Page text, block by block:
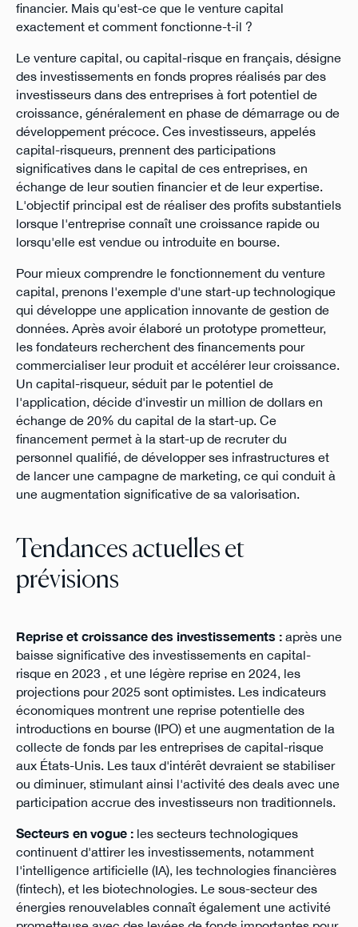
financier. Mais qu'est-ce que le venture capital
exactement et comment fonctionne-t-il ?
Le venture capital, ou capital-risque en français, désigne
des investissements en fonds propres réalisés par des
investisseurs dans des entreprises à fort potentiel de
croissance, généralement en phase de démarrage ou de
développement précoce. Ces investisseurs, appelés
capital-risqueurs, prennent des participations
significatives dans le capital de ces entreprises, en
échange de leur soutien financier et de leur expertise.
L'objectif principal est de réaliser des profits substantiels
lorsque l'entreprise connaît une croissance rapide ou
lorsqu'elle est vendue ou introduite en bourse.
Pour mieux comprendre le fonctionnement du venture
capital, prenons l'exemple d'une start-up technologique
qui développe une application innovante de gestion de
données. Après avoir élaboré un prototype prometteur,
les fondateurs recherchent des financements pour
commercialiser leur produit et accélérer leur croissance.
Un capital-risqueur, séduit par le potentiel de
l'application, décide d'investir un million de dollars en
échange de 20% du capital de la start-up. Ce
financement permet à la start-up de recruter du
personnel qualifié, de développer ses infrastructures et
de lancer une campagne de marketing, ce qui conduit à
une augmentation significative de sa valorisation.
Tendances actuelles et
prévisions
Reprise et croissance des investissements :après une
baisse significative des investissements en capital-
risque en 2023 , et une légère reprise en 2024, les
projections pour 2025 sont optimistes. Les indicateurs
économiques montrent une reprise potentielle des
introductions en bourse (IPO) et une augmentation de la
collecte de fonds par les entreprises de capital-risque
aux États-Unis. Les taux d'intérêt devraient se stabiliser
ou diminuer, stimulant ainsi l'activité des deals avec une
participation accrue des investisseurs non traditionnels​.
Secteurs en vogue :les secteurs technologiques
continuent d'attirer les investissements, notamment
l'intelligence artificielle (IA), les technologies financières
(fintech), et les biotechnologies. Le sous-secteur des
énergies renouvelables connaît également une activité